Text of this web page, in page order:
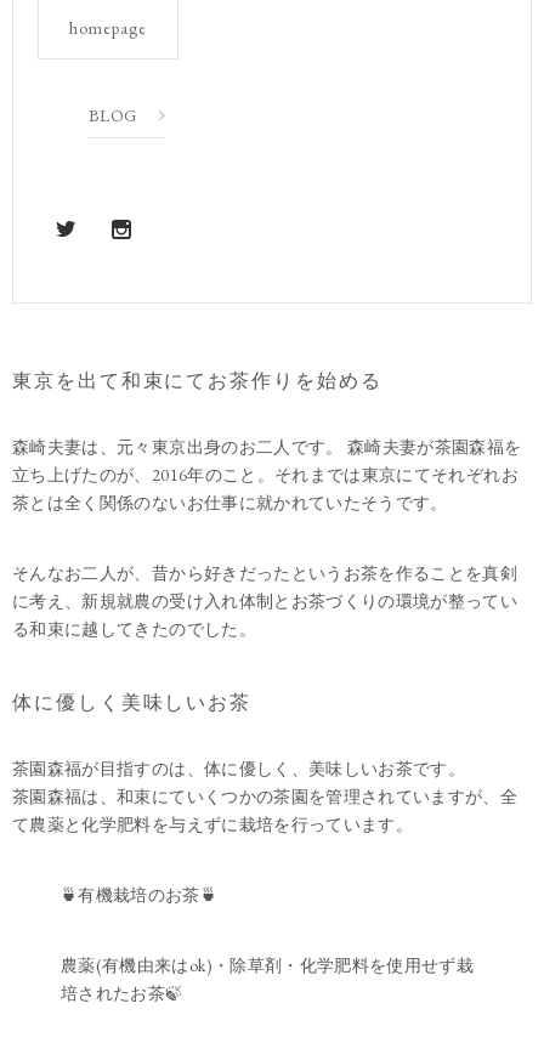
homepage
BLOG
東京を出て和束にてお茶作りを始める
森崎夫妻は、元々東京出身のお二人です。 森崎夫妻が茶園森福を
立ち上げたのが、2016年のこと。それまでは東京にてそれぞれお
茶とは全く関係のないお仕事に就かれていたそうです。
そんなお二人が、昔から好きだったというお茶を作ることを真剣
に考え、新規就農の受け入れ体制とお茶づくりの環境が整ってい
る和束に越してきたのでした。
体に優しく美味しいお茶
茶園森福が目指すのは、体に優しく、美味しいお茶です。
茶園森福は、和束にていくつかの茶園を管理されていますが、全
て農薬と化学肥料を与えずに栽培を行っています。
🍵有機栽培のお茶🍵
農薬(有機由来はok)・除草剤・化学肥料を使用せず栽
培されたお茶🍃